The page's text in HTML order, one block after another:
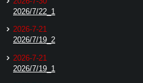
2026/7/22_1
2026-7-21
2026/7/19_2
2026-7-21
2026/7/19_1